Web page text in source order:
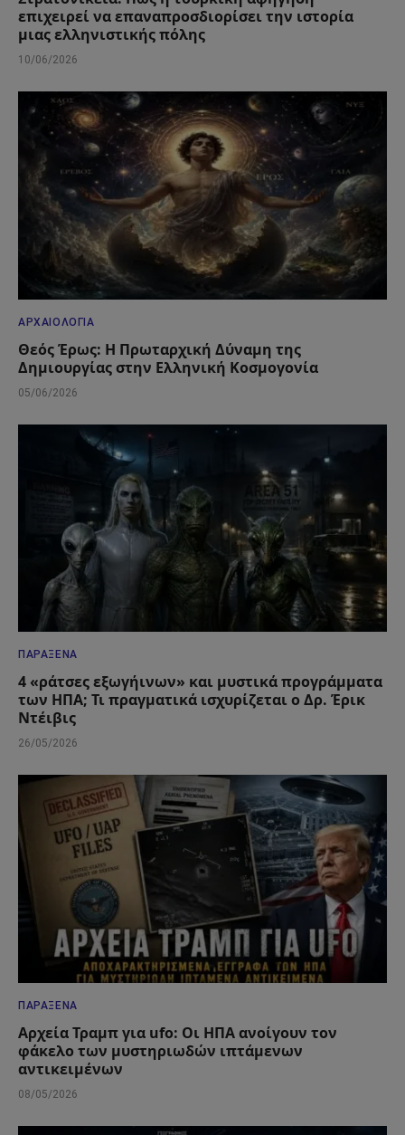
επιχειρεί να επαναπροσδιορίσει την ιστορία
μιας ελληνιστικής πόλης
10/06/2026
ΑΡΧΑΙΟΛΟΓΊΑ
Θεός Έρως: Η Πρωταρχική Δύναμη της
Δημιουργίας στην Ελληνική Κοσμογονία
05/06/2026
ΠΑΡΆΞΕΝΑ
4 «ράτσες εξωγήινων» και μυστικά προγράμματα
των ΗΠΑ; Τι πραγματικά ισχυρίζεται ο Δρ. Έρικ
Ντέιβις
26/05/2026
ΠΑΡΆΞΕΝΑ
Αρχεία Τραμπ για ufo: Οι ΗΠΑ ανοίγουν τον
φάκελο των μυστηριωδών ιπτάμενων
αντικειμένων
08/05/2026